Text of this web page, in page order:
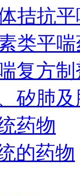
拮抗
类平
复方制
矽肺
药物
的药物